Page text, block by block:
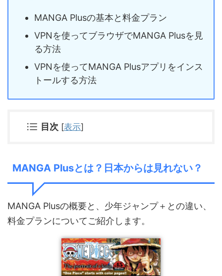
MANGA Plusの基本と料金プラン
VPNを使ってブラウザでMANGA Plusを見
る方法
VPNを使ってMANGA Plusアプリをインス
トールする方法
目次 [表示]
MANGA Plusとは？日本からは見れない？
MANGA Plusの概要と、少年ジャンプ＋との違い、
料金プランについてご紹介します。